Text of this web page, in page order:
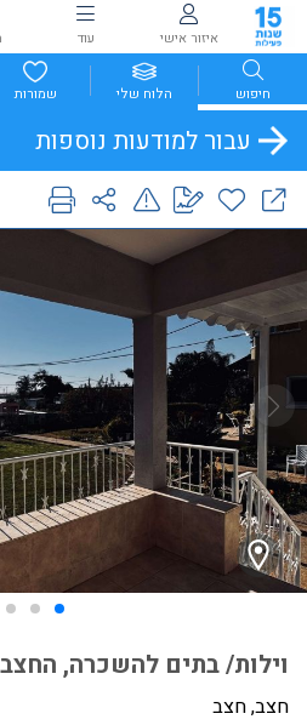
איזור אישי עוד
חיפוש הלוח שלי שמורות
עבור למודעות נוספות
וילות/ בתים להשכרה,
חצב, חצב